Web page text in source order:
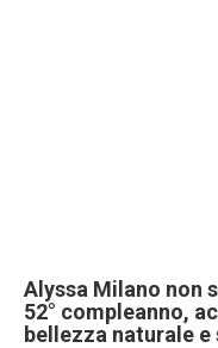
Alyssa Milano non
52° compleanno,
bellezza naturale